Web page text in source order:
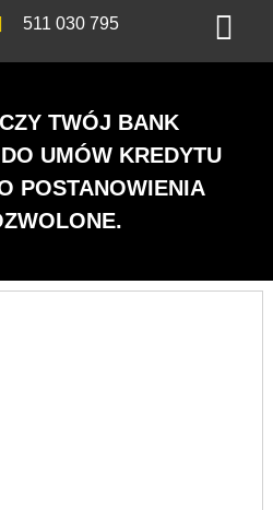
511 030 795
TWÓJ BANK
UMÓW KREDYTU
POSTANOWIENIA